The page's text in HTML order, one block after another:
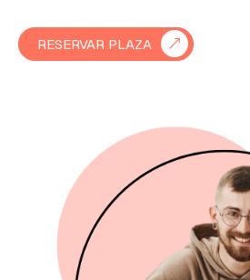
Integrador/a
Programador/a /
aplicaciones,
y/o productos
RESERVAR PLAZA